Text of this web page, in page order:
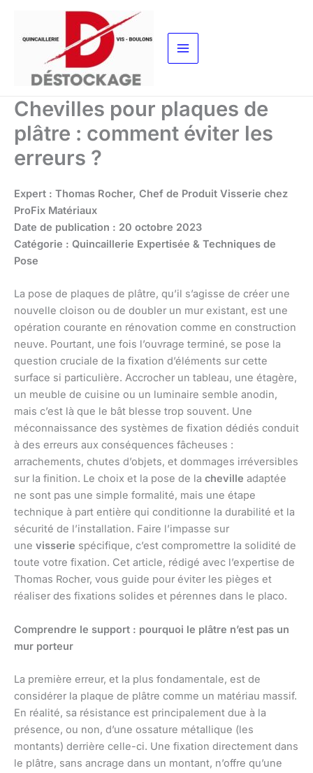
contenu
Chevilles pour plaques de
plâtre : comment éviter les
erreurs ?
Expert : Thomas Rocher, Chef de Produit Visserie chez
ProFix Matériaux
Date de publication : 20 octobre 2023
Catégorie : Quincaillerie Expertisée & Techniques de
Pose
La pose de plaques de plâtre, qu’il s’agisse de créer une
nouvelle cloison ou de doubler un mur existant, est une
opération courante en rénovation comme en construction
neuve. Pourtant, une fois l’ouvrage terminé, se pose la
question cruciale de la fixation d’éléments sur cette
surface si particulière. Accrocher un tableau, une étagère,
un meuble de cuisine ou un luminaire semble anodin,
mais c’est là que le bât blesse trop souvent. Une
méconnaissance des systèmes de fixation dédiés conduit
à des erreurs aux conséquences fâcheuses :
arrachements, chutes d’objets, et dommages irréversibles
sur la finition. Le choix et la pose de la cheville adaptée
ne sont pas une simple formalité, mais une étape
technique à part entière qui conditionne la durabilité et la
sécurité de l’installation. Faire l’impasse sur
une visserie spécifique, c’est compromettre la solidité de
toute votre fixation. Cet article, rédigé avec l’expertise de
Thomas Rocher, vous guide pour éviter les pièges et
réaliser des fixations solides et pérennes dans le placo.
Comprendre le support : pourquoi le plâtre n’est pas un
mur porteur
La première erreur, et la plus fondamentale, est de
considérer la plaque de plâtre comme un matériau massif.
En réalité, sa résistance est principalement due à la
présence, ou non, d’une ossature métallique (les
montants) derrière celle-ci. Une fixation directement dans
le plâtre, sans ancrage dans un montant, n’offre qu’une